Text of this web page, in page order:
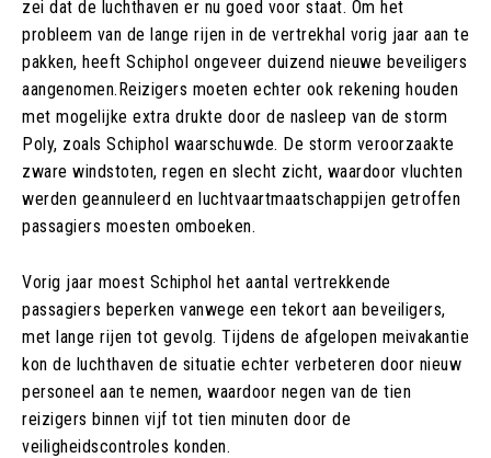
zei dat de luchthaven er nu goed voor staat. Om het
probleem van de lange rijen in de vertrekhal vorig jaar aan te
pakken, heeft Schiphol ongeveer duizend nieuwe beveiligers
aangenomen.Reizigers moeten echter ook rekening houden
met mogelijke extra drukte door de nasleep van de storm
Poly, zoals Schiphol waarschuwde. De storm veroorzaakte
zware windstoten, regen en slecht zicht, waardoor vluchten
werden geannuleerd en luchtvaartmaatschappijen getroffen
passagiers moesten omboeken.
Vorig jaar moest Schiphol het aantal vertrekkende
passagiers beperken vanwege een tekort aan beveiligers,
met lange rijen tot gevolg. Tijdens de afgelopen meivakantie
kon de luchthaven de situatie echter verbeteren door nieuw
personeel aan te nemen, waardoor negen van de tien
reizigers binnen vijf tot tien minuten door de
veiligheidscontroles konden.